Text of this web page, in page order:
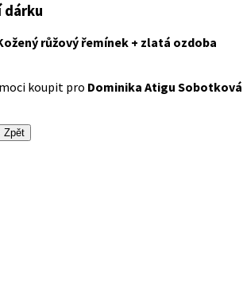
dárku
růžový řemínek + zlatá ozdoba
koupit pro Dominika Atigu Sobotková
Zpět